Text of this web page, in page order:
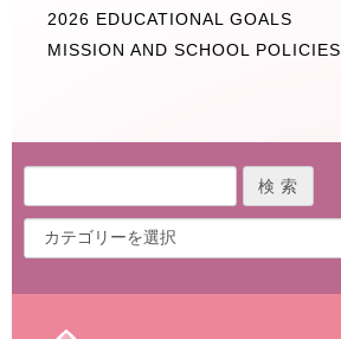
2026 EDUCATIONAL GOALS
MISSION AND SCHOOL POLICIES